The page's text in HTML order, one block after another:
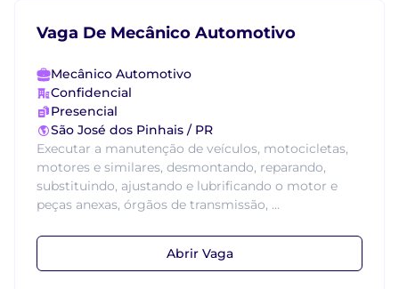
Vaga De Mecânico Automotivo
Mecânico Automotivo
Confidencial
Presencial
São José dos Pinhais / PR
Executar a manutenção de veículos, motocicletas,
motores e similares, desmontando, reparando,
substituindo, ajustando e lubrificando o motor e
peças anexas, órgãos de transmissão, ...
Abrir Vaga